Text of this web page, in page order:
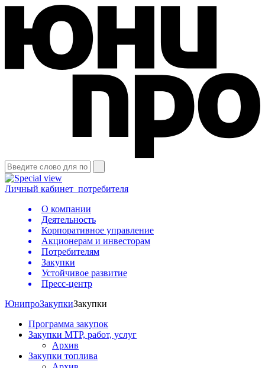
Личный кабинет потребителя
О компании
Деятельность
Корпоративное управление
Акционерам и инвесторам
Потребителям
Закупки
Устойчивое развитие
Пресс-центр
ЮнипроЗакупкиЗакупки
Программа закупок
Закупки МТР, работ, услуг
Архив
Закупки топлива